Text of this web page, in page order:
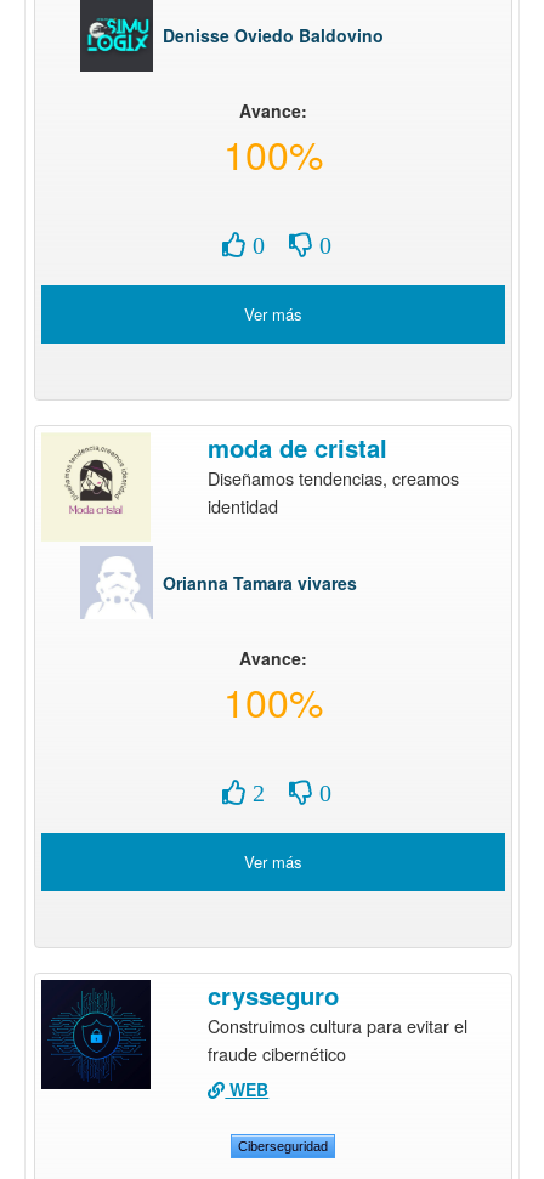
Denisse Oviedo Baldovino
Avance:
100%
0 0
Ver más
moda de cristal
Diseñamos tendencias, creamos
identidad
Orianna Tamara vivares
Avance:
100%
2 0
Ver más
crysseguro
Construimos cultura para evitar el
fraude cibernético
WEB
Ciberseguridad